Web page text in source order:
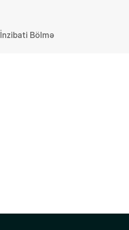
İnzibati Bölmə